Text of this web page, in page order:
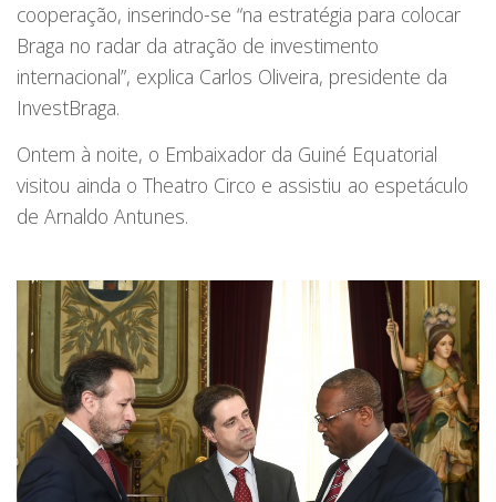
cooperação, inserindo-se “na estratégia para colocar
Braga no radar da atração de investimento
internacional”, explica Carlos Oliveira, presidente da
InvestBraga.
Ontem à noite, o Embaixador da Guiné Equatorial
visitou ainda o Theatro Circo e assistiu ao espetáculo
de Arnaldo Antunes.